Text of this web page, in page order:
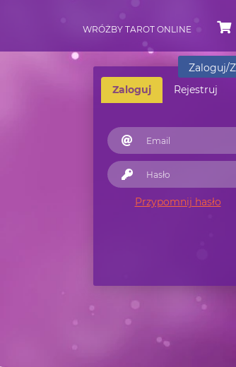
WRÓŻBY TAROT ONLINE
Zaloguj Rejestruj
Zaloguj/
Przypomnij hasło